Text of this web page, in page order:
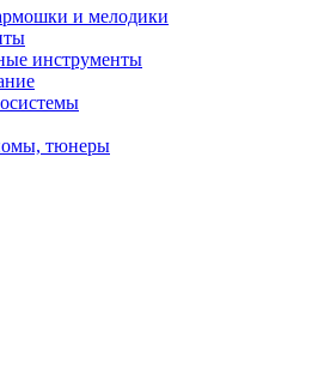
и мелодики
инструменты
тюнеры